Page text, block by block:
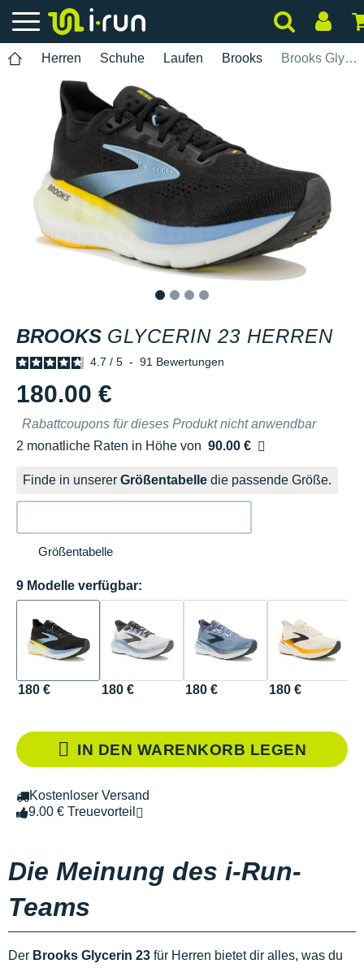
Herren Schuhe Laufen Brooks Brooks Glycerin 23 Herren
BROOKS GLYCERIN 23 HERREN
4.7 / 5 - 91 Bewertungen
180.00 €
Rabattcoupons für dieses Produkt nicht anwendbar
2 monatliche Raten in Höhe von 90.00 €
Ohne Zusatzkosten
Finde in unserer Größentabelle die passende Größe.
Größentabelle
9 Modelle verfügbar:
180 € 180 € 180 € 180 €
IN DEN WARENKORB LEGEN
Kostenloser Versand
9.00 € Treuevorteil
Die Meinung des i-Run-
Teams
Der Brooks Glycerin 23 für Herren bietet dir alles, was du